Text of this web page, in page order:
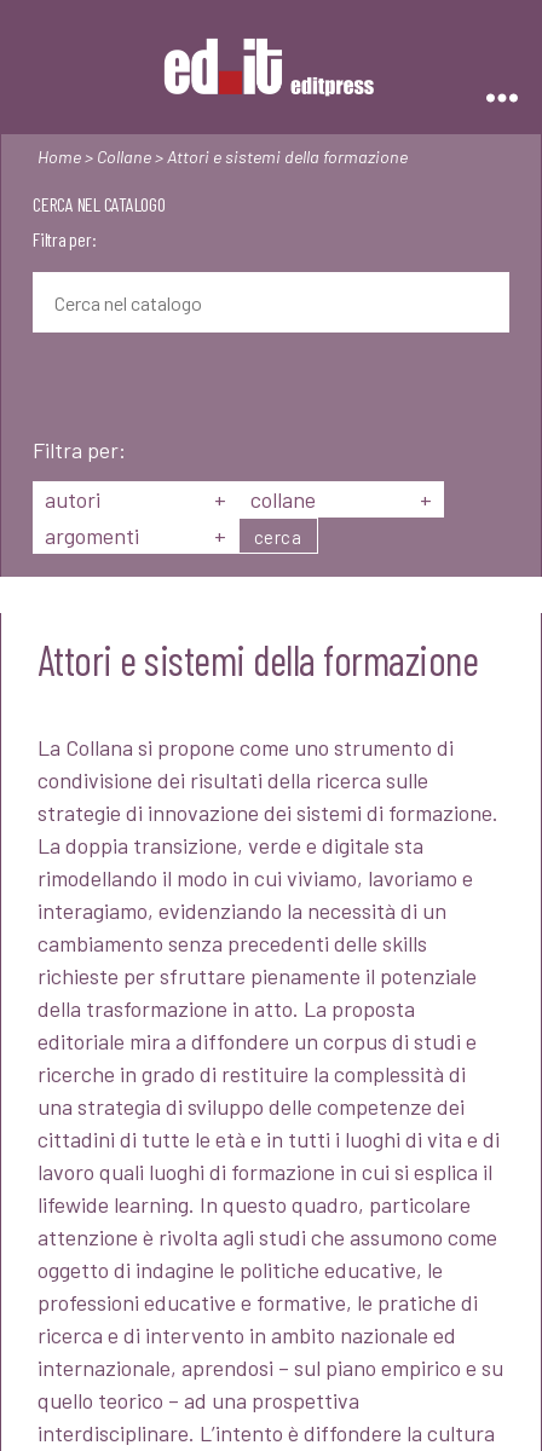
Home> Collane> Attori e sistemi della formazione
CERCA NEL CATALOGO
Filtra per:
Filtra per:
autori
+ collane
+
argomenti
+ cerca
Attori e sistemi della formazione
La Collana si propone come uno strumento di
condivisione dei risultati della ricerca sulle
strategie di innovazione dei sistemi di formazione.
La doppia transizione, verde e digitale sta
rimodellando il modo in cui viviamo, lavoriamo e
interagiamo, evidenziando la necessità di un
cambiamento senza precedenti delle skills
richieste per sfruttare pienamente il potenziale
della trasformazione in atto. La proposta
editoriale mira a diffondere un corpus di studi e
ricerche in grado di restituire la complessità di
una strategia di sviluppo delle competenze dei
cittadini di tutte le età e in tutti i luoghi di vita e di
lavoro quali luoghi di formazione in cui si esplica il
lifewide learning. In questo quadro, particolare
attenzione è rivolta agli studi che assumono come
oggetto di indagine le politiche educative, le
professioni educative e formative, le pratiche di
ricerca e di intervento in ambito nazionale ed
internazionale, aprendosi – sul piano empirico e su
quello teorico – ad una prospettiva
interdisciplinare. L’intento è diffondere la cultura